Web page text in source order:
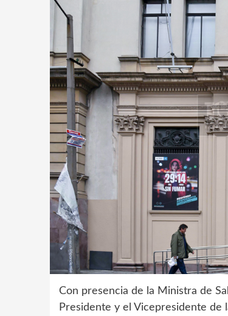
Con presencia de la Ministra de
Presidente y el Vicepresidente de